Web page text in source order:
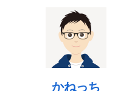
かねっち